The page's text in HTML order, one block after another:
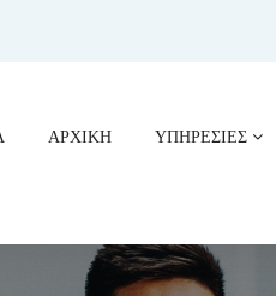
ΑΡΧΙΚΗ ΥΠΗΡΕΣΙΕΣ